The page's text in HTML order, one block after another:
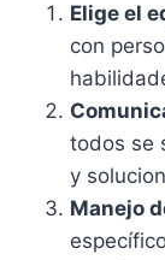
Elige el
con
todos se
y
Manejo